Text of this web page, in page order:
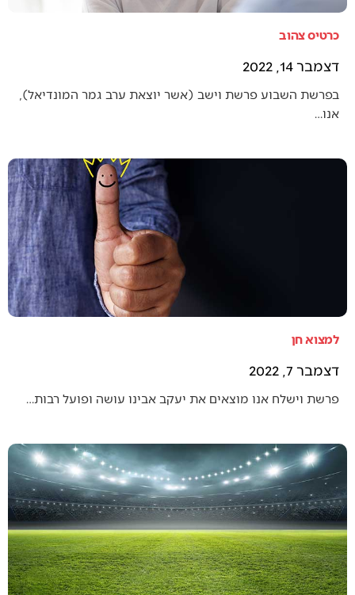
כרטיס צהוב
דצמבר 14, 2022
בפרשת השבוע פרשת וישב (אשר יוצאת ערב גמר המונדיאל),
אנו…
למצוא חן
דצמבר 7, 2022
פרשת וישלח אנו מוצאים את יעקב אבינו עושה ופועל רבות…